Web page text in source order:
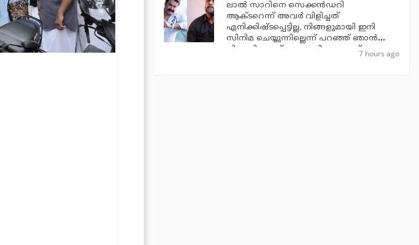
ലാല്‍ സാറിനെ സെക്കന്‍ഡറി
ആക്ടറെന്ന് അവര്‍ വിളിച്ചത്
എനിക്കിഷ്ടപ്പെട്ടില്ല, നിങ്ങളുമായി ഇനി
സിനിമ ചെയ്യുന്നില്ലെന്ന് പറഞ്ഞ് ഞാന്‍
പിന്മാറി: ജൂഡ് ആന്തണി ജോസഫ്7 hours ago